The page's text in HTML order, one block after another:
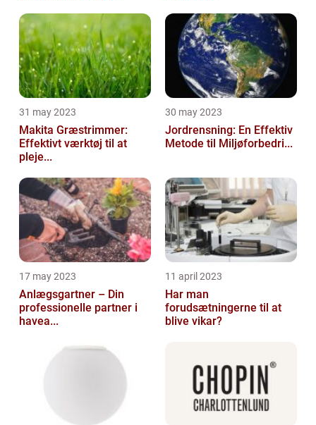
31 may 2023
Makita Græstrimmer:
Effektivt værktøj til at
pleje...
30 may 2023
Jordrensning: En Effektiv
Metode til Miljøforbedri...
17 may 2023
Anlægsgartner – Din
professionelle partner i
havea...
11 april 2023
Har man
forudsætningerne til at
blive vikar?